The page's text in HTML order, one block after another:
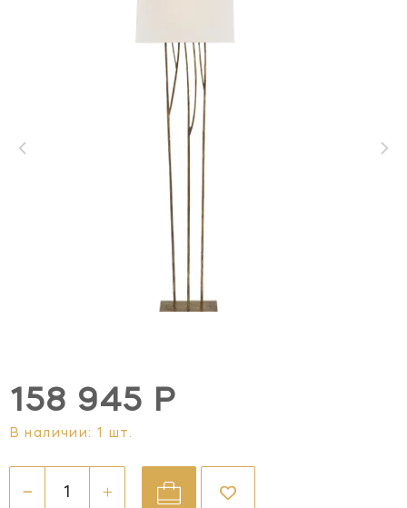
158 945 Р
В наличии: 1 шт.